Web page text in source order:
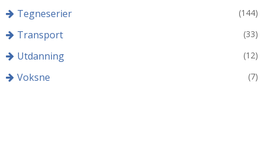
Tegneserier (144)
Transport (33)
Utdanning (12)
Voksne (7)